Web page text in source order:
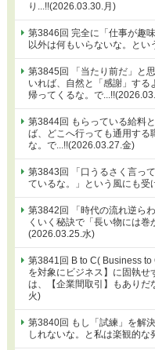
り...!!(2026.03.30.月)
第3846回 完全に「仕事が趣
以外は何もいらないな。と
第3845回 「当たり前だ」と
いれば、自然と「感謝」する
帰ってくるな。で
第3844回 もらっている給料
ば、どこへ行っても通用する
な。で...!!(2026.03.27.金)
第3843回 「口うるさく言っ
ているな。」という風にも受
第3842回 「時代の流れ逆ら
くいく秘訣で「長い物には
(2026.03.25.水)
第3841回 B to C( Business to
を対象にビジネス】に固執せ
は、【企業間取引】もありだ
火)
第3840回 もし「試練」を解
しれないな。と私は楽観的な